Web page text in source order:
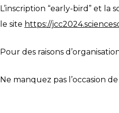
L’inscription “early-bird” et la
le site https://
Pour des raisons
Ne manquez pas l’occasion